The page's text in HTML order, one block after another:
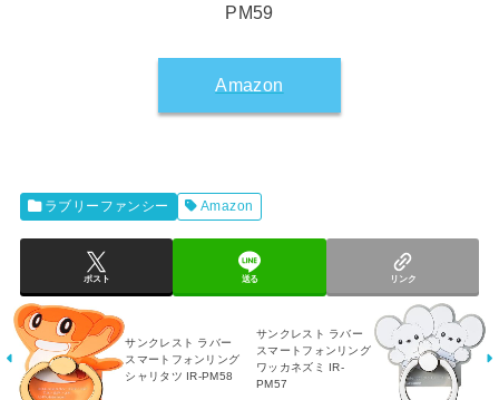
PM59
Amazon
ラブリーファンシー Amazon
ポスト 送る リンク
サンクレスト ラバー
スマートフォンリング
シャリタツ IR-PM58
サンクレスト ラバー
スマートフォンリング
ワッカネズミ IR-
PM57